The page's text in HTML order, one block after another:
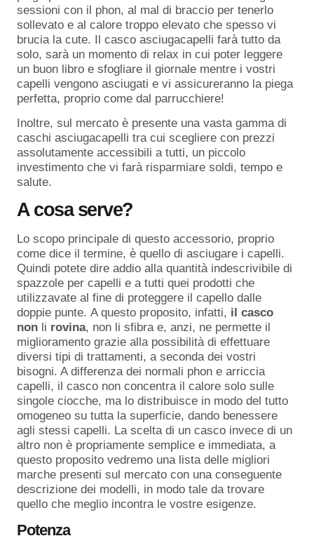
sessioni con il phon, al mal di braccio per tenerlo
sollevato e al calore troppo elevato che spesso vi
brucia la cute. Il casco asciugacapelli farà tutto da
solo, sarà un momento di relax in cui poter leggere
un buon libro e sfogliare il giornale mentre i vostri
capelli vengono asciugati e vi assicureranno la piega
perfetta, proprio come dal parrucchiere!
Inoltre, sul mercato è presente una vasta gamma di
caschi asciugacapelli tra cui scegliere con prezzi
assolutamente accessibili a tutti, un piccolo
investimento che vi farà risparmiare soldi, tempo e
salute.
A cosa serve?
Lo scopo principale di questo accessorio, proprio
come dice il termine, è quello di asciugare i capelli.
Quindi potete dire addio alla quantità indescrivibile di
spazzole per capelli e a tutti quei prodotti che
utilizzavate al fine di proteggere il capello dalle
doppie punte. A questo proposito, infatti, il casco
non li rovina, non li sfibra e, anzi, ne permette il
miglioramento grazie alla possibilità di effettuare
diversi tipi di trattamenti, a seconda dei vostri
bisogni. A differenza dei normali phon e arriccia
capelli, il casco non concentra il calore solo sulle
singole ciocche, ma lo distribuisce in modo del tutto
omogeneo su tutta la superficie, dando benessere
agli stessi capelli. La scelta di un casco invece di un
altro non è propriamente semplice e immediata, a
questo proposito vedremo una lista delle migliori
marche presenti sul mercato con una conseguente
descrizione dei modelli, in modo tale da trovare
quello che meglio incontra le vostre esigenze.
Potenza